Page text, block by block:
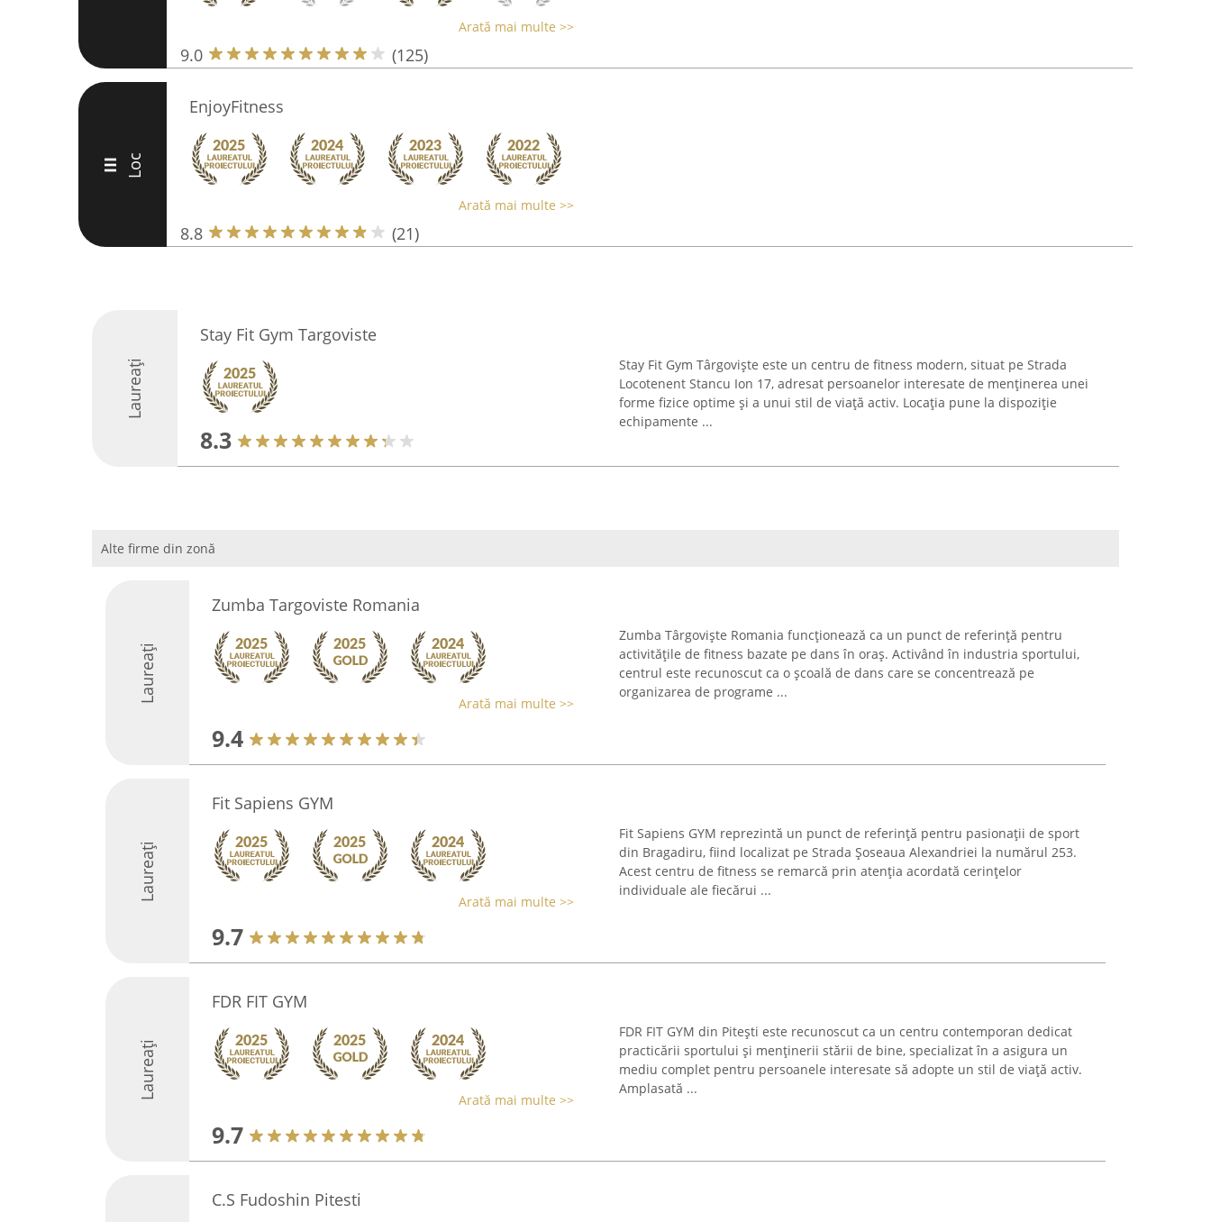
Arată mai multe >>
9.0 (125)
III Loc
EnjoyFitness
Arată mai multe >>
8.8 (21)
Laureați
Stay Fit Gym Targoviste
8.3
Stay Fit Gym Târgoviște este un centru de fitness modern, situat pe Strada
Locotenent Stancu Ion 17, adresat persoanelor interesate de menținerea unei
forme fizice optime și a unui stil de viață activ. Locația pune la dispoziție
echipamente ...
Alte firme din zonă
Laureați
Zumba Targoviste Romania
Arată mai multe >>
9.4
Zumba Târgoviște Romania funcționează ca un punct de referință pentru
activitățile de fitness bazate pe dans în oraș. Activând în industria sportului,
centrul este recunoscut ca o școală de dans care se concentrează pe
organizarea de programe ...
Laureați
Fit Sapiens GYM
Arată mai multe >>
9.7
Fit Sapiens GYM reprezintă un punct de referință pentru pasionații de sport
din Bragadiru, fiind localizat pe Strada Șoseaua Alexandriei la numărul 253.
Acest centru de fitness se remarcă prin atenția acordată cerințelor
individuale ale fiecărui ...
Laureați
FDR FIT GYM
Arată mai multe >>
9.7
FDR FIT GYM din Pitești este recunoscut ca un centru contemporan dedicat
practicării sportului și menținerii stării de bine, specializat în a asigura un
mediu complet pentru persoanele interesate să adopte un stil de viață activ.
Amplasată ...
C.S Fudoshin Pitesti